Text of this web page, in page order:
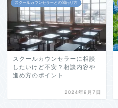
スクールカウンセラーとの関わり方
スクールカウンセラーに相談
したいけど不安？相談内容や
進め方のポイント
2024年9月7日